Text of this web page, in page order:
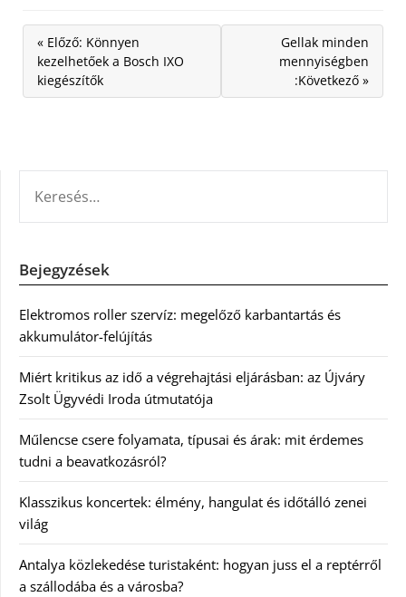
« Előző: Könnyen
kezelhetőek a Bosch IXO
kiegészítők
Gellak minden
mennyiségben
:Következő »
Bejegyzések
Elektromos roller szervíz: megelőző karbantartás és
akkumulátor-felújítás
Miért kritikus az idő a végrehajtási eljárásban: az Újváry
Zsolt Ügyvédi Iroda útmutatója
Műlencse csere folyamata, típusai és árak: mit érdemes
tudni a beavatkozásról?
Klasszikus koncertek: élmény, hangulat és időtálló zenei
világ
Antalya közlekedése turistaként: hogyan juss el a reptérről
a szállodába és a városba?